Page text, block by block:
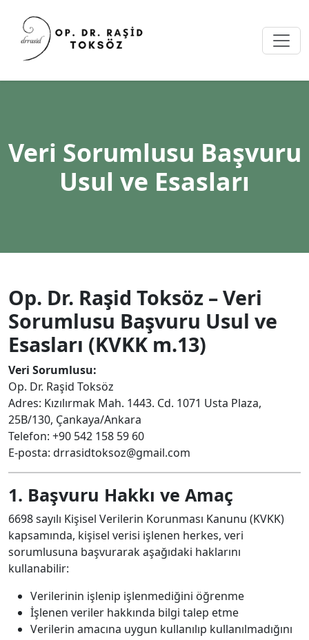
Veri Sorumlusu Başvuru
Usul ve Esasları
Op. Dr. Raşid Toksöz – Veri
Sorumlusu Başvuru Usul ve
Esasları (KVKK m.13)
Veri Sorumlusu:
Op. Dr. Raşid Toksöz
Adres: Kızılırmak Mah. 1443. Cd. 1071 Usta Plaza,
25B/130, Çankaya/Ankara
Telefon: +90 542 158 59 60
E-posta: drrasidtoksoz@gmail.com
1. Başvuru Hakkı ve Amaç
6698 sayılı Kişisel Verilerin Korunması Kanunu (KVKK)
kapsamında, kişisel verisi işlenen herkes, veri
sorumlusuna başvurarak aşağıdaki haklarını
kullanabilir:
Verilerinin işlenip işlenmediğini öğrenme
İşlenen veriler hakkında bilgi talep etme
Verilerin amacına uygun kullanılıp kullanılmadığını